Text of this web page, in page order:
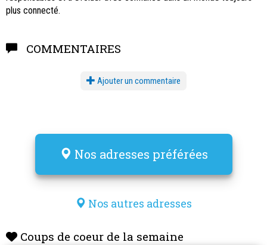
plus connecté.
COMMENTAIRES
Ajouter un commentaire
Nos adresses préférées
Nos autres adresses
Coups de coeur de la semaine